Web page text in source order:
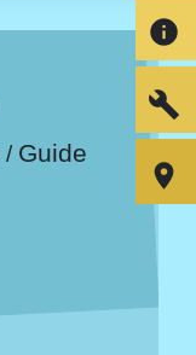
/ Guide
info
build
room